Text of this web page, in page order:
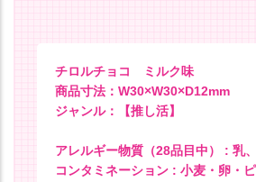
チロルチョコ ミルク味
商品寸法：W30×W30×D12mm
ジャンル：【推し活】
アレルギー物質（28品目中） : 乳
コンタミネーション : 小麦・卵・